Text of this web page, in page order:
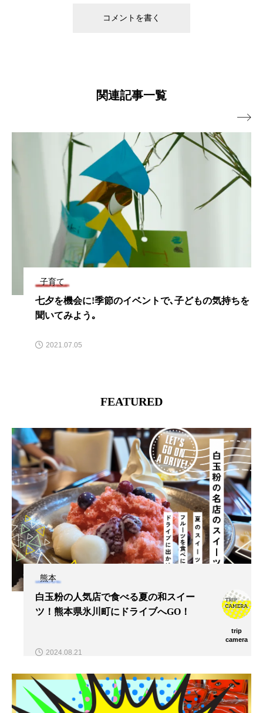
関連記事一覧
どもの気持ちを
海の日目前｡お勧めのポケモングッ

FEATURED
熊本
白玉粉の人気店で食べる夏の和スイー
ツ！熊本県氷川町にドライブへGO！
trip
camera
2024.08.21